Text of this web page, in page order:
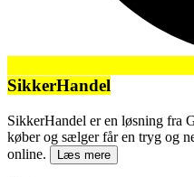
SikkerHandel
SikkerHandel er en løsning fra
køber og sælger får en tryg og
online.
Læs mere